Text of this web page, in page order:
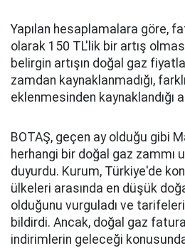
Yapılan hesaplamalara göre,
olarak 150 TL'lik bir artış
belirgin artışın doğal gaz
zamdan kaynaklanmadığı,
eklenmesinden kaynaklandığı
BOTAŞ, geçen ay olduğu gibi
herhangi bir doğal gaz zammı
duyurdu. Kurum, Türkiye'de
ülkeleri arasında en düşük
olduğunu vurguladı ve
bildirdi. Ancak, doğal gaz
indirimlerin geleceği